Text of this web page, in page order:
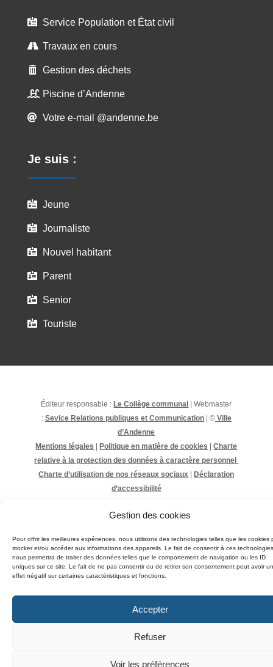
Gestion des cookies
Pour offrir les meilleures expériences, nous utilisons des technologies telles que les cookies
stocker et/ou accéder aux informations des appareils. Le fait de consentir à ces technologies
nous permettra de traiter des données telles que le comportement de navigation ou les ID
uniques sur ce site. Le fait de ne pas consentir ou de retirer son consentement peut avoir un
effet négatif sur certaines caractéristiques et fonctions.
Accepter
Refuser
Voir les préférences
 Service Population et État civil
 Travaux en cours
 Gestion des déchets
 Piscine d’Andenne
 Votre e-mail @andenne.be
Je suis :
 Jeune
 Journaliste
 Nouvel habitant
 Parent
 Senior
 Touriste
Éditeur responsable : Le Collège communal
| Webmaster
: Sevice Relations publiques et Communication | © Ville
d’Andenne
Mentions légales
Politique en matière de cookies
Charte
relative à la protection des données à caractère personnel
Charte d’utilisation de nos réseaux sociaux
Déclaration
d’accessibilité